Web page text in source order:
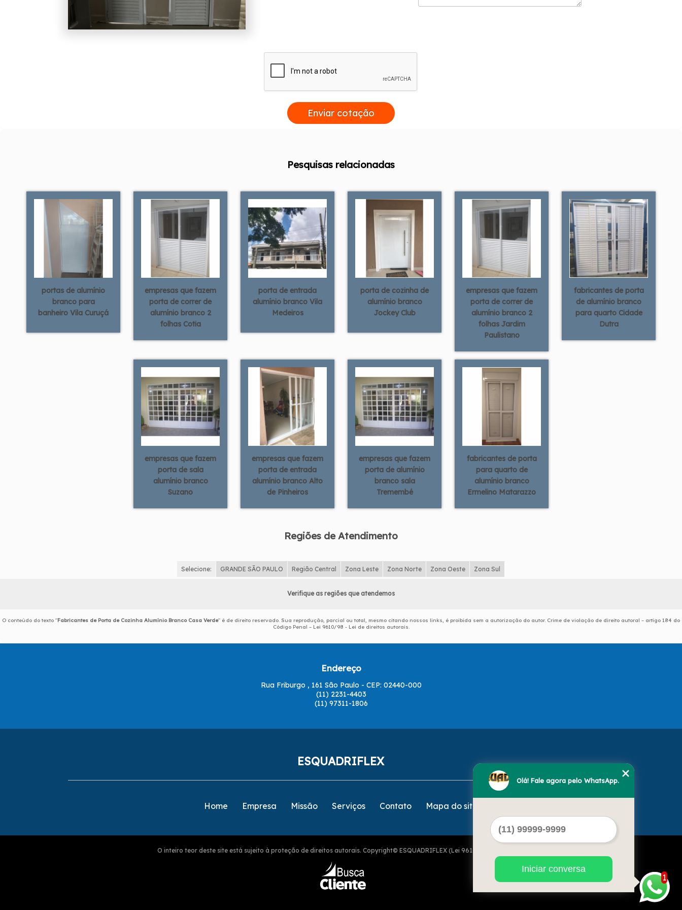
Enviar cotação
Pesquisas relacionadas
portas de alumínio
branco para
banheiro Vila Curuçá
empresas que fazem
porta de correr de
alumínio branco 2
folhas Cotia
porta de entrada
alumínio branco Vila
Medeiros
porta de cozinha de
alumínio branco
Jockey Club
empresas que fazem
porta de correr de
alumínio branco 2
folhas Jardim
Paulistano
fabricantes de porta
de alumínio branco
para quarto Cidade
Dutra
empresas que fazem
porta de sala
alumínio branco
Suzano
empresas que fazem
porta de entrada
alumínio branco Alto
de Pinheiros
empresas que fazem
porta de alumínio
branco sala
Tremembé
fabricantes de porta
para quarto de
alumínio branco
Ermelino Matarazzo
Regiões de Atendimento
Selecione: GRANDE SÃO PAULO Região Central Zona Leste Zona Norte Zona Oeste Zona Sul
Verifique as regiões que atendemos
O conteúdo do texto "Fabricantes de Porta de Cozinha Alumínio Branco Casa Verde" é de direito reservado. Sua reprodução, parcial ou total, mesmo citando nossos links, é proibida sem a autorização do autor. Crime de violação de direito autoral – artigo 184 do
Código Penal – Lei 9610/98 - Lei de direitos autorais.
Endereço
Rua Friburgo , 161 São Paulo - CEP: 02440-000
(11) 2231-4403
(11) 97311-1806
ESQUADRIFLEX
Home Empresa Missão Serviços Contato Mapa do site
O inteiro teor deste site está sujeito à proteção de direitos autorais. Copyright© ESQUADRIFLEX (Lei 9610 de 19/02/1998)
1
Olá! Fale agora pelo WhatsApp.
Iniciar conversa